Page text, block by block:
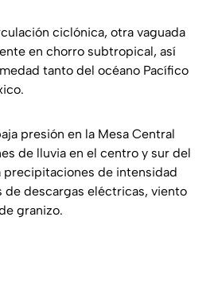
ciclónica, otra vaguada
en chorro subtropical, así
tanto del océano Pacífico
presión en la Mesa Central
de lluvia en el centro y sur del
precipitaciones de intensidad
de descargas eléctricas, viento
granizo.